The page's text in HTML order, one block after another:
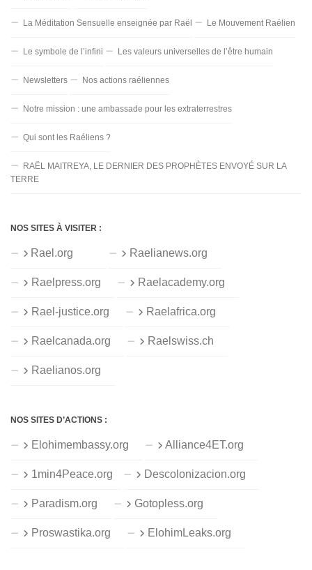
La Méditation Sensuelle enseignée par Raël Le Mouvement Raélien
Le symbole de l’infini Les valeurs universelles de l’être humain
Newsletters Nos actions raéliennes
Notre mission : une ambassade pour les extraterrestres
Qui sont les Raéliens ?
RAËL MAITREYA, LE DERNIER DES PROPHÈTES ENVOYÉ SUR LA
TERRE
NOS SITES À VISITER :
Rael.org Raelianews.org
Raelpress.org Raelacademy.org
Rael-justice.org Raelafrica.org
Raelcanada.org Raelswiss.ch
Raelianos.org
NOS SITES D’ACTIONS :
Elohimembassy.org Alliance4ET.org
1min4Peace.org Descolonizacion.org
Paradism.org Gotopless.org
Proswastika.org ElohimLeaks.org